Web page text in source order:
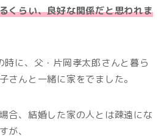
くらい、良好な関係だと思われま
に、父・片岡孝太郎さんと暮ら
さんと一緒に家をでました。
合、結婚した家の人とは疎遠にな
が、